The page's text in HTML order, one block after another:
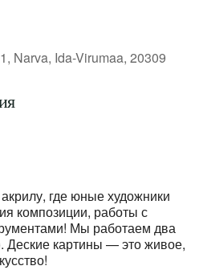
Narva, Ida-Virumaa, 20309
где юные художники
композиции, работы с
Мы работаем два
Деские картины — это живое,